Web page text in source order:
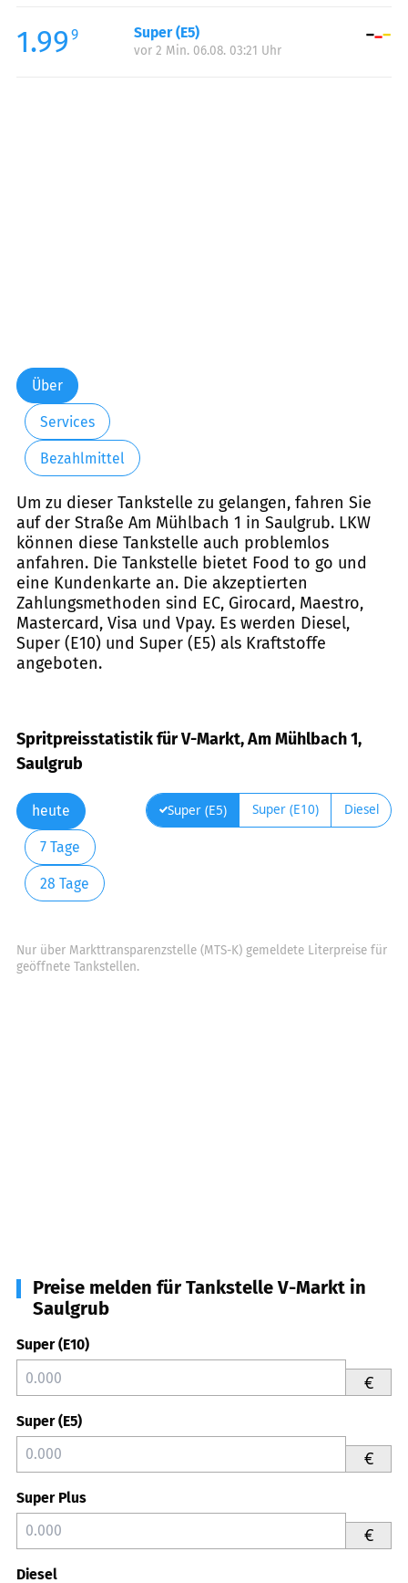
1.99 9 Super (E5)
vor 2 Min. 06.08. 03:21 Uhr
Über
Services
Bezahlmittel
Um zu dieser Tankstelle zu gelangen, fahren Sie
auf der Straße Am Mühlbach 1 in Saulgrub. LKW
können diese Tankstelle auch problemlos
anfahren. Die Tankstelle bietet Food to go und
eine Kundenkarte an. Die akzeptierten
Zahlungsmethoden sind EC, Girocard, Maestro,
Mastercard, Visa und Vpay. Es werden Diesel,
Super (E10) und Super (E5) als Kraftstoffe
angeboten.
Spritpreisstatistik für V-Markt, Am Mühlbach 1,
Saulgrub
heute
7 Tage
28 Tage
Super (E5) Super (E10) Diesel
Nur über Markttransparenzstelle (MTS-K) gemeldete Literpreise für
geöffnete Tankstellen.
Preise melden für Tankstelle V-Markt in
Saulgrub
Super (E10)
€
Super (E5)
€
Super Plus
€
Diesel